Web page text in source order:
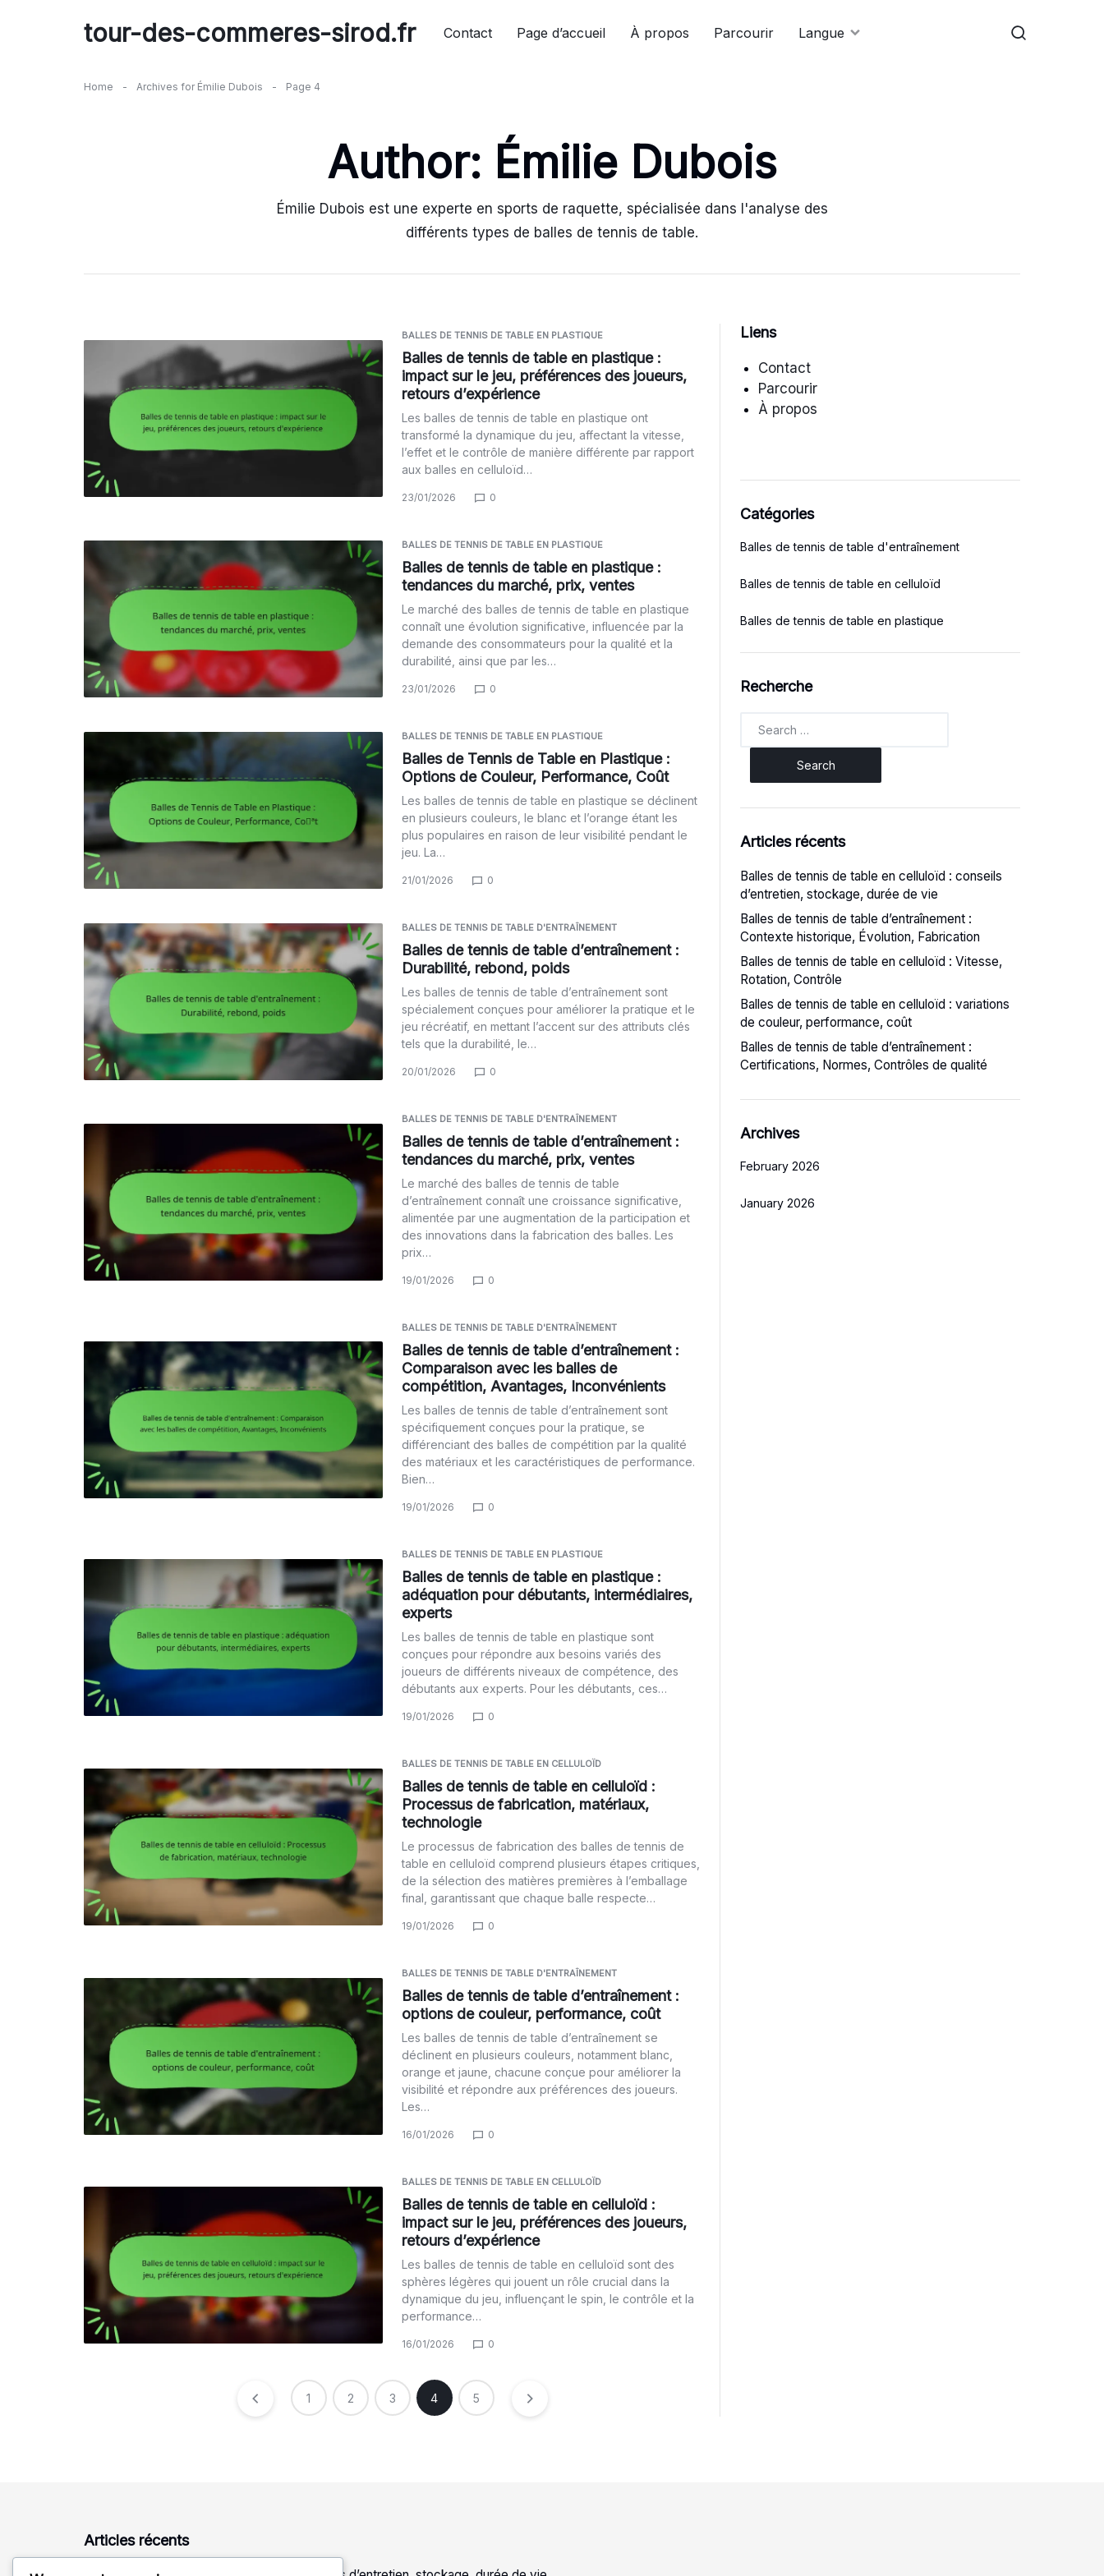
tour-des-commeres-sirod.fr Contact Page d’accueil À propos Parcourir Langue
Home - Archives for Émilie Dubois - Page 4
Author: Émilie Dubois
Émilie Dubois est une experte en sports de raquette, spécialisée dans l'analyse des
différents types de balles de tennis de table.
BALLES DE TENNIS DE TABLE EN PLASTIQUE
Balles de tennis de table en plastique :
impact sur le jeu, préférences des joueurs,
retours d’expérience
Les balles de tennis de table en plastique ont
transformé la dynamique du jeu, affectant la vitesse,
l’effet et le contrôle de manière différente par rapport
aux balles en celluloïd…
23/01/2026 0
BALLES DE TENNIS DE TABLE EN PLASTIQUE
Balles de tennis de table en plastique :
tendances du marché, prix, ventes
Le marché des balles de tennis de table en plastique
connaît une évolution significative, influencée par la
demande des consommateurs pour la qualité et la
durabilité, ainsi que par les…
23/01/2026 0
BALLES DE TENNIS DE TABLE EN PLASTIQUE
Balles de Tennis de Table en Plastique :
Options de Couleur, Performance, Coût
Les balles de tennis de table en plastique se déclinent
en plusieurs couleurs, le blanc et l’orange étant les
plus populaires en raison de leur visibilité pendant le
jeu. La…
21/01/2026 0
BALLES DE TENNIS DE TABLE D'ENTRAÎNEMENT
Balles de tennis de table d’entraînement :
Durabilité, rebond, poids
Les balles de tennis de table d’entraînement sont
spécialement conçues pour améliorer la pratique et le
jeu récréatif, en mettant l’accent sur des attributs clés
tels que la durabilité, le…
20/01/2026 0
BALLES DE TENNIS DE TABLE D'ENTRAÎNEMENT
Balles de tennis de table d’entraînement :
tendances du marché, prix, ventes
Le marché des balles de tennis de table
d’entraînement connaît une croissance significative,
alimentée par une augmentation de la participation et
des innovations dans la fabrication des balles. Les
prix…
19/01/2026 0
BALLES DE TENNIS DE TABLE D'ENTRAÎNEMENT
Balles de tennis de table d’entraînement :
Comparaison avec les balles de
compétition, Avantages, Inconvénients
Les balles de tennis de table d’entraînement sont
spécifiquement conçues pour la pratique, se
différenciant des balles de compétition par la qualité
des matériaux et les caractéristiques de performance.
Bien…
19/01/2026 0
BALLES DE TENNIS DE TABLE EN PLASTIQUE
Balles de tennis de table en plastique :
adéquation pour débutants, intermédiaires,
experts
Les balles de tennis de table en plastique sont
conçues pour répondre aux besoins variés des
joueurs de différents niveaux de compétence, des
débutants aux experts. Pour les débutants, ces…
19/01/2026 0
BALLES DE TENNIS DE TABLE EN CELLULOÏD
Balles de tennis de table en celluloïd :
Processus de fabrication, matériaux,
technologie
Le processus de fabrication des balles de tennis de
table en celluloïd comprend plusieurs étapes critiques,
de la sélection des matières premières à l’emballage
final, garantissant que chaque balle respecte…
19/01/2026 0
BALLES DE TENNIS DE TABLE D'ENTRAÎNEMENT
Balles de tennis de table d’entraînement :
options de couleur, performance, coût
Les balles de tennis de table d’entraînement se
déclinent en plusieurs couleurs, notamment blanc,
orange et jaune, chacune conçue pour améliorer la
visibilité et répondre aux préférences des joueurs.
Les…
16/01/2026 0
BALLES DE TENNIS DE TABLE EN CELLULOÏD
Balles de tennis de table en celluloïd :
impact sur le jeu, préférences des joueurs,
retours d’expérience
Les balles de tennis de table en celluloïd sont des
sphères légères qui jouent un rôle crucial dans la
dynamique du jeu, influençant le spin, le contrôle et la
performance…
16/01/2026 0
1 2 3 4 5
Liens
Contact
Parcourir
À propos
Catégories
Balles de tennis de table d'entraînement
Balles de tennis de table en celluloïd
Balles de tennis de table en plastique
Recherche
Articles récents
Balles de tennis de table en celluloïd : conseils
d’entretien, stockage, durée de vie
Balles de tennis de table d’entraînement :
Contexte historique, Évolution, Fabrication
Balles de tennis de table en celluloïd : Vitesse,
Rotation, Contrôle
Balles de tennis de table en celluloïd : variations
de couleur, performance, coût
Balles de tennis de table d’entraînement :
Certifications, Normes, Contrôles de qualité
Archives
February 2026
January 2026
Articles récents